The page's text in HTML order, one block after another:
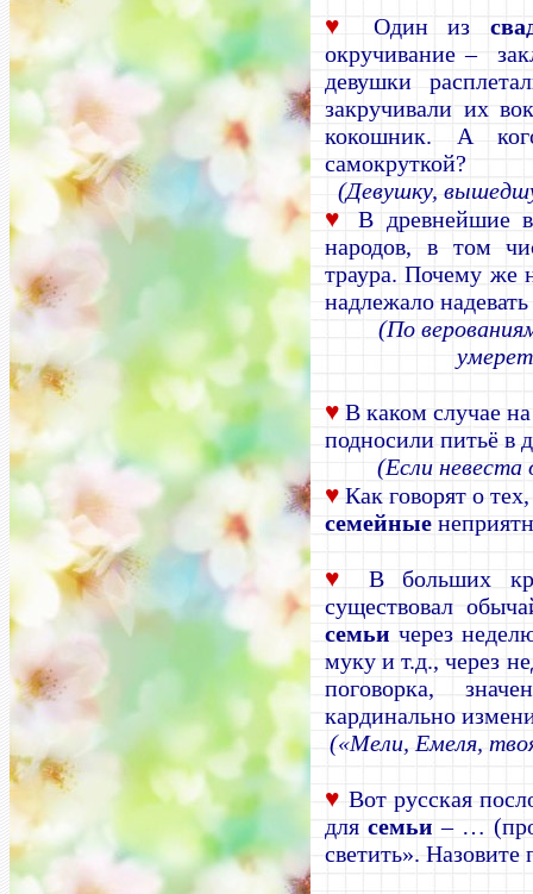
♥ Один из
окручивание –
девушки
закручивали их
кокошник. А
самокруткой?
(Девушку,
♥
В древнейшие
народов, в том
траура. Почему же
надлежало
(По
♥ В каком случае
подносили питьё в
(Если невеста
♥ Как говорят о
семейные
♥
В больших
существовал
семьи через
муку и т.д., через
поговорка,
кардинально
(«Мели, Емеля,
♥ Вот русская
длясемьи – …
светить».